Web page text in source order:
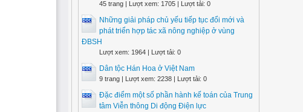
45 trang | Lượt xem: 1705 | Lượt tải: 0
Những giải pháp chủ yếu tiếp tục đổi mới và
phát triển hợp tác xã nông nghiệp ở vùng
ĐBSH
Lượt xem: 1964 | Lượt tải: 0
Dân tộc Hán Hoa ở Việt Nam
9 trang | Lượt xem: 2238 | Lượt tải: 0
Đặc điểm một số phần hành kế toán của Trung
tâm Viễn thông Di động Điện lực